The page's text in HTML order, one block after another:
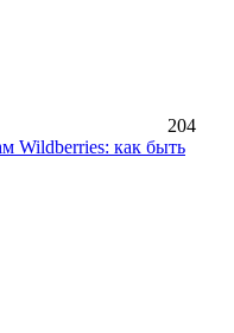
204
Wildberries: как быть